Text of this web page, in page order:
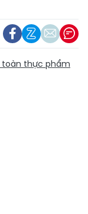
thực phẩm